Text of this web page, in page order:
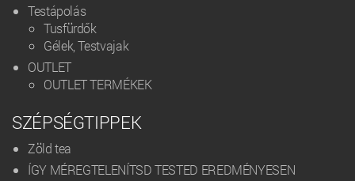
Testápolás
Tusfürdők
Gélek, Testvajak
OUTLET
OUTLET TERMÉKEK
SZÉPSÉGTIPPEK
Zöld tea
ÍGY MÉREGTELENÍTSD TESTED EREDMÉNYESEN